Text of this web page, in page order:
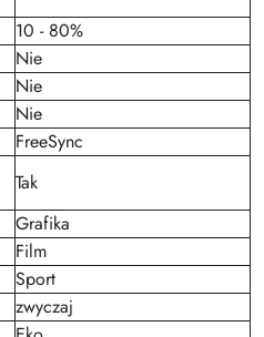
10 - 80%
Nie
Nie
Nie
FreeSync
Tak
Grafika
Film
Sport
zwyczaj